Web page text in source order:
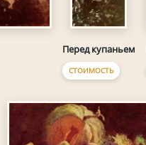
Перед купаньем
СТОИМОСТЬ